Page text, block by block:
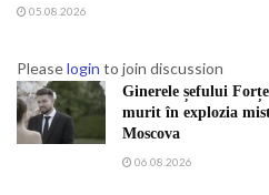
05.08.2026
Pleaselogin to join discussion
Ginerele șefului
murit în explozia
Moscova
06.08.2026